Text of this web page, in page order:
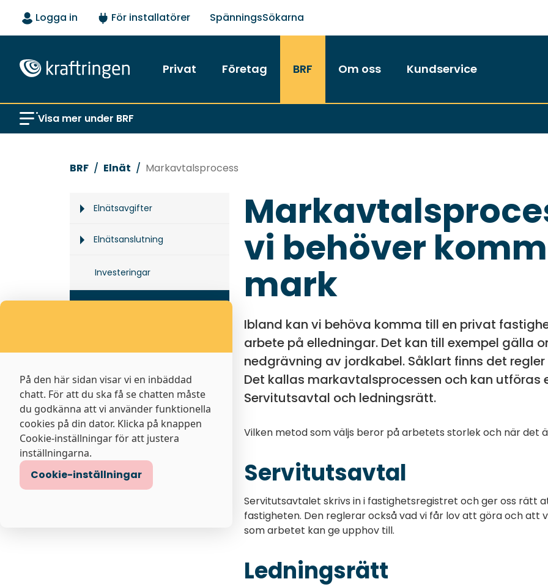
Logga in För installatörer SpänningsSökarna
Privat Företag BRF Om oss Kundservice
Visa mer under BRF
BRF Elnät Markavtalsprocess
Elnätsavgifter
Elnätsanslutning
Investeringar
Avtalsvillkor
vi behöver
mark
Ibland kan vi behöva komma till en privat
arbete på elledningar. Det kan till exempel gälla
nedgrävning av jordkabel. Såklart finns det
Det kallas markavtalsprocessen och kan utföras
Servitutsavtal och ledningsrätt.
Vilken metod som väljs beror på arbetets storlek och när det
Servitutsavtal
Servitutsavtalet skrivs in i fastighetsregistret och ger oss rätt
fastigheten. Den reglerar också vad vi får lov att göra och att
som arbetet kan ge upphov till.
Ledningsrätt
På den här sidan visar vi en inbäddad
chatt. För att du ska få se chatten måste
du godkänna att vi använder funktionella
cookies på din dator. Klicka på knappen
Cookie-inställningar för att justera
inställningarna.
Cookie-inställningar